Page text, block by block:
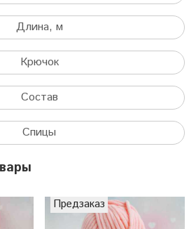
Длина, м
Крючок
Состав
Спицы
Предзаказ